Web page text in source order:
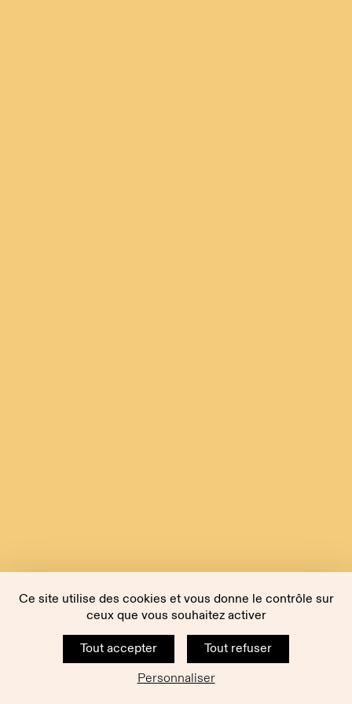
Ce site utilise des cookies et vous donne le contrôle sur
ceux que vous souhaitez activer
Tout accepter
Tout refuser
Personnaliser